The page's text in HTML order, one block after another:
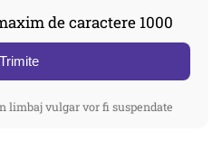
de caractere 1000
Trimite
limbaj vulgar vor fi suspendate